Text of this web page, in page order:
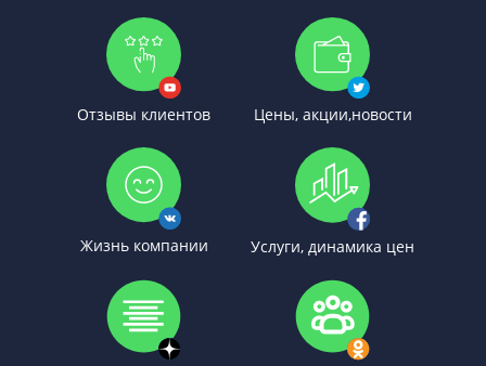
Отзывы клиентов Цены, акции,новости
Жизнь компании Услуги, динамика цен